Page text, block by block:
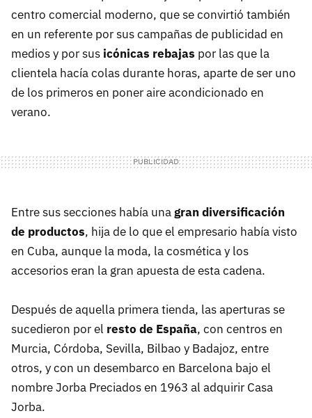
centro comercial moderno, que se convirtió también
en un referente por sus campañas de publicidad en
medios y por sus icónicas rebajas por las que la
clientela hacía colas durante horas, aparte de ser uno
de los primeros en poner aire acondicionado en
verano.
Entre sus secciones había unagran diversificación
de productos, hija de lo que el empresario había visto
en Cuba, aunque la moda, la cosmética y los
accesorios eran la gran apuesta de esta cadena.
Después de aquella primera tienda, las aperturas se
sucedieron por el resto de España, con centros en
Murcia, Córdoba, Sevilla, Bilbao y Badajoz, entre
otros, y con un desembarco en Barcelona bajo el
nombre Jorba Preciados en 1963 al adquirir Casa
Jorba.